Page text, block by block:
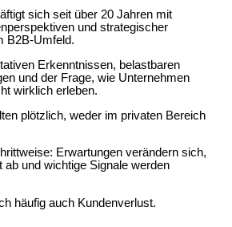
sich seit über 20 Jahren mit
und strategischer
B2B-Umfeld.
Erkenntnissen, belastbaren
und der Frage, wie Unternehmen
wirklich erleben.
plötzlich, weder im privaten Bereich
Erwartungen verändern sich,
und wichtige Signale werden
häufig auch Kundenverlust.